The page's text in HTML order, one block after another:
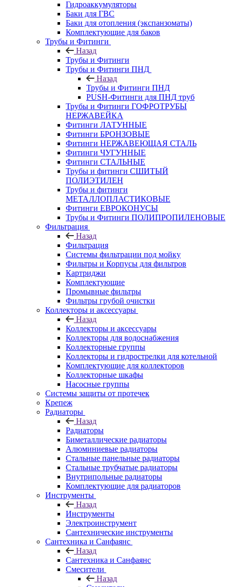
Гидроаккумуляторы
Баки для ГВС
Баки для отопления (экспанзоматы)
Комплектующие для баков
Трубы и Фитинги
Назад
Трубы и Фитинги
Трубы и Фитинги ПНД
Назад
Трубы и Фитинги ПНД
PUSH-Фитинги для ПНД труб
Трубы и Фитинги ГОФРОТРУБЫ
НЕРЖАВЕЙКА
Фитинги ЛАТУННЫЕ
Фитинги БРОНЗОВЫЕ
Фитинги НЕРЖАВЕЮЩАЯ СТАЛЬ
Фитинги ЧУГУННЫЕ
Фитинги СТАЛЬНЫЕ
Трубы и фитинги СШИТЫЙ
ПОЛИЭТИЛЕН
Трубы и фитинги
МЕТАЛЛОПЛАСТИКОВЫЕ
Фитинги ЕВРОКОНУСЫ
Трубы и Фитинги ПОЛИПРОПИЛЕНОВЫЕ
Фильтрация
Назад
Фильтрация
Системы фильтрации под мойку
Фильтры и Корпусы для фильтров
Картриджи
Комплектующие
Промывные фильтры
Фильтры грубой очистки
Коллекторы и аксессуары
Назад
Коллекторы и аксессуары
Коллекторы для водоснабжения
Коллекторные группы
Коллекторы и гидрострелки для котельной
Комплектующие для коллекторов
Коллекторные шкафы
Насосные группы
Системы защиты от протечек
Крепеж
Радиаторы
Назад
Радиаторы
Биметаллические радиаторы
Алюминиевые радиаторы
Стальные панельные радиаторы
Стальные трубчатые радиаторы
Внутрипольные радиаторы
Комплектующие для радиаторов
Инструменты
Назад
Инструменты
Электроинструмент
Сантехнические инструменты
Сантехника и Санфаянс
Назад
Сантехника и Санфаянс
Смесители
Назад